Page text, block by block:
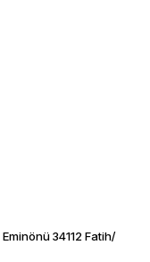
34112 Fatih/